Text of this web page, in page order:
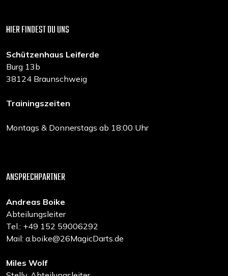
HIER FINDEST DU UNS
Schützenhaus Leiferde
Burg 13b
38124 Braunschweig
Trainingszeiten
Montags & Donnerstags ab 18:00 Uhr
ANSPRECHPARTNER
Andreas Boike
Abteilungsleiter
Tel.: +49 152 59006292
Mail: a.boike@26MagicDarts.de
Miles Wolf